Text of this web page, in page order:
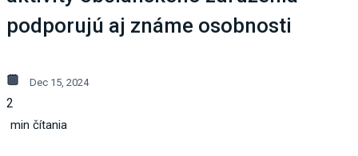
podporujú aj známe osobnosti
Dec 15, 2024
2
min čítania